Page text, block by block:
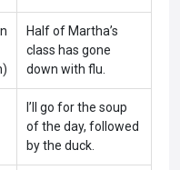
Half of Martha’s
class has gone
down with flu.
I’ll go for the soup
of the day, followed
by the duck.